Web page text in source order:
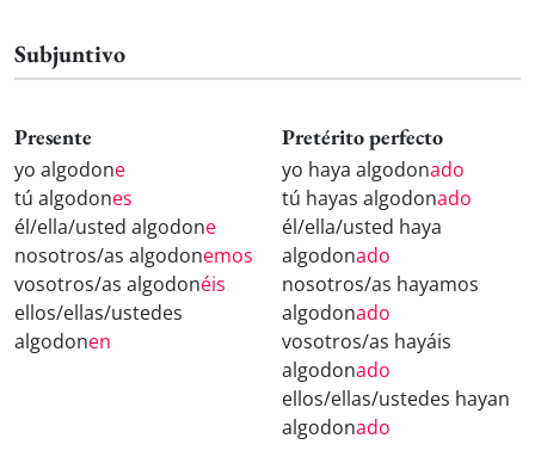
Subjuntivo
Presente
yo algodone
tú algodones
él/ella/usted algodone
nosotros/as algodonemos
vosotros/as algodonéis
ellos/ellas/ustedes
algodonen
Pretérito perfecto
yo haya algodonado
tú hayas algodonado
él/ella/usted haya
algodonado
nosotros/as hayamos
algodonado
vosotros/as hayáis
algodonado
ellos/ellas/ustedes hayan
algodonado